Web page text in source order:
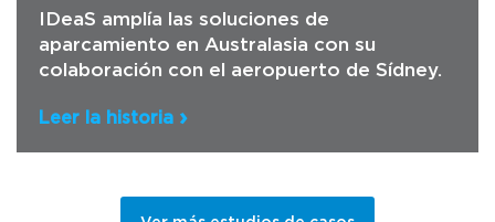
IDeaS amplía las soluciones de
aparcamiento en Australasia con su
colaboración con el aeropuerto de Sídney.
Leer la historia